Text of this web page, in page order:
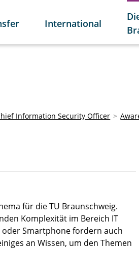
International
Information Security Officer
für die TU Braunschweig.
Komplexität im Bereich IT
oder Smartphone fordern auch
an Wissen, um den Themen